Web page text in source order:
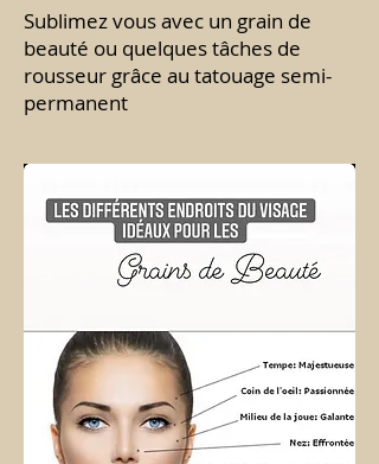
Sublimez vous avec un grain de
beauté ou quelques tâches de
rousseur grâce au tatouage semi-
permanent